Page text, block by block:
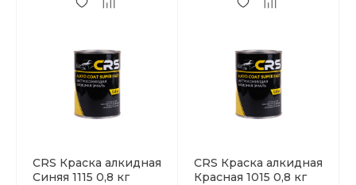
CRS Краска алкидная
Синяя 1115 0,8 кг
CRS Краска алкидная
Красная 1015 0,8 кг